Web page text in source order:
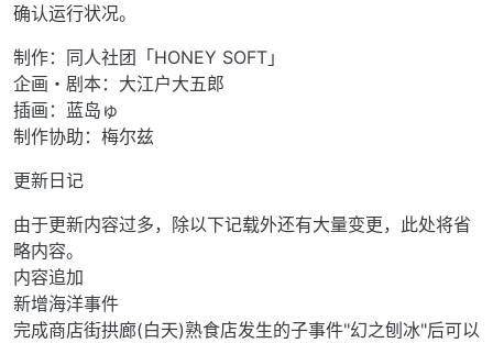
确认运行状况。
制作：同人社团「HONEY SOFT」
企画・剧本：大江户大五郎
插画：蓝岛ゅ
制作协助：梅尔兹
更新日记
由于更新内容过多，除以下记载外还有大量变更，此处将省
略内容。
内容追加
新增海洋事件
完成商店街拱廊(白天)熟食店发生的子事件"幻之刨冰"后可以